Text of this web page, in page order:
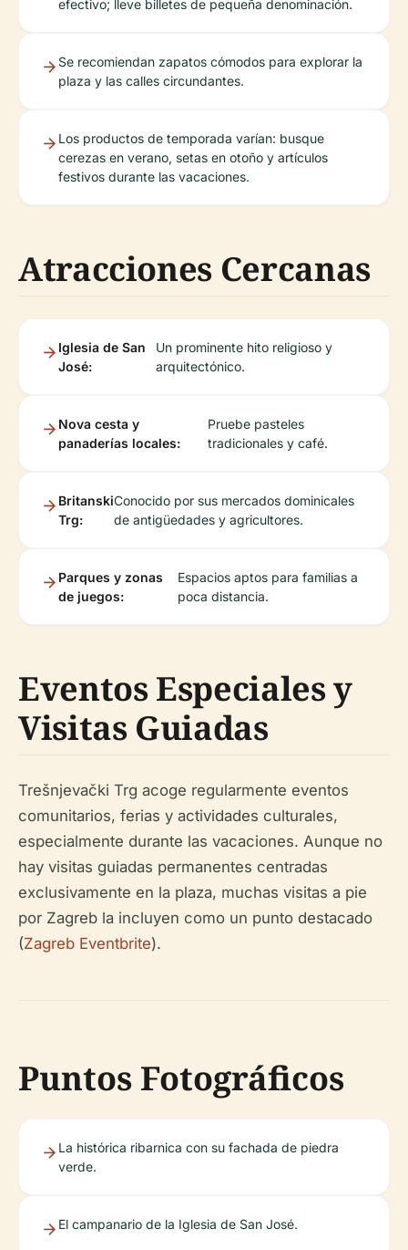
efectivo; lleve billetes de pequeña denominación.
Se recomiendan zapatos cómodos para explorar la
plaza y las calles circundantes.
Los productos de temporada varían: busque
cerezas en verano, setas en otoño y artículos
festivos durante las vacaciones.
Atracciones Cercanas
Iglesia de San
José:
Un prominente hito religioso y
arquitectónico.
Nova cesta y
panaderías locales:
Pruebe pasteles
tradicionales y café.
Britanski
Trg:
Conocido por sus mercados dominicales
de antigüedades y agricultores.
Parques y zonas
de juegos:
Espacios aptos para familias a
poca distancia.
Eventos Especiales y
Visitas Guiadas
Trešnjevački Trg acoge regularmente eventos
comunitarios, ferias y actividades culturales,
especialmente durante las vacaciones. Aunque no
hay visitas guiadas permanentes centradas
exclusivamente en la plaza, muchas visitas a pie
por Zagreb la incluyen como un punto destacado
(Zagreb Eventbrite).
Puntos Fotográficos
La histórica ribarnica con su fachada de piedra
verde.
El campanario de la Iglesia de San José.